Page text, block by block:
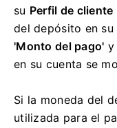
su Perfil de cliente
del depósito en
'Monto del pago' y
en su cuenta se
Si la moneda del
utilizada para el